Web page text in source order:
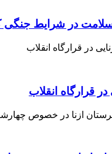
سلامت در شرایط
قرارگاه انقلاب